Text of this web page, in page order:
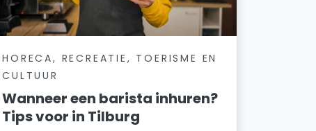
HORECA, RECREATIE, TOERISME EN
CULTUUR
Wanneer een barista inhuren?
Tips voor in Tilburg